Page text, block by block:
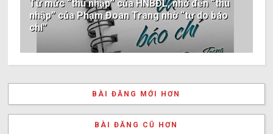
Từ mức “thu nhập” của HNBĐL, nhớ đến “thu
nhập” của Phạm Đoan Trang nhờ “tự do báo
chí”
BÀI ĐĂNG MỚI HƠN
BÀI ĐĂNG CŨ HƠN